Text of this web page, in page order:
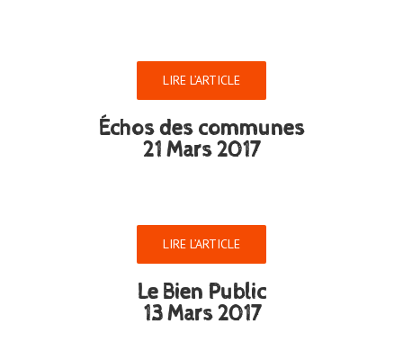
LIRE L’ARTICLE
Échos des communes
21 Mars 2017
LIRE L’ARTICLE
Le Bien Public
13 Mars 2017